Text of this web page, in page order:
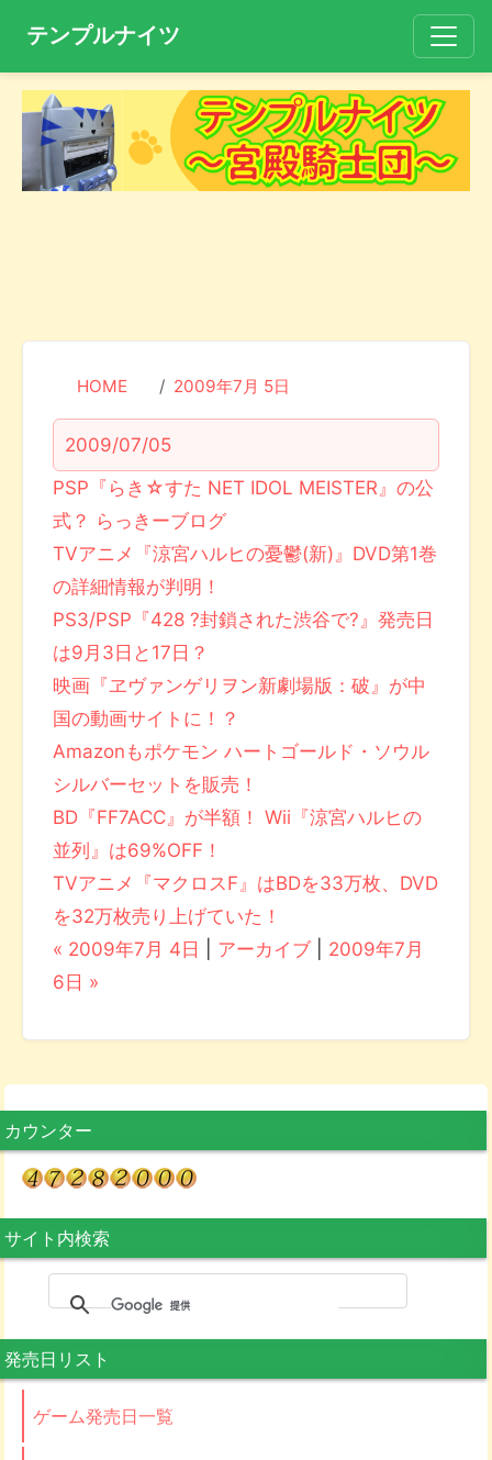
テンプルナイツ
HOME 2009年7月 5日
2009/07/05
PSP『らき☆すた NET IDOL MEISTER』の公
式？ らっきーブログ
TVアニメ『涼宮ハルヒの憂鬱(新)』DVD第1巻
の詳細情報が判明！
PS3/PSP『428 ?封鎖された渋谷で?』発売日
は9月3日と17日？
映画『ヱヴァンゲリヲン新劇場版：破』が中
国の動画サイトに！？
Amazonもポケモン ハートゴールド・ソウル
シルバーセットを販売！
BD『FF7ACC』が半額！ Wii『涼宮ハルヒの
並列』は69%OFF！
TVアニメ『マクロスF』はBDを33万枚、DVD
を32万枚売り上げていた！
« 2009年7月 4日
アーカイブ
2009年7月
6日 »
カウンター
サイト内検索
発売日リスト
ゲーム発売日一覧